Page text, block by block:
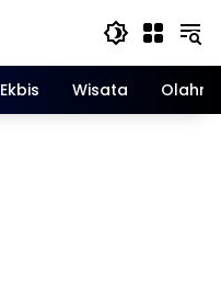
Ekbis Wisata